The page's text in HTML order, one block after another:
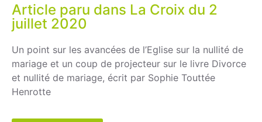
Article paru dans La Croix du 2
juillet 2020
Un point sur les avancées de l’Eglise sur la nullité de
mariage et un coup de projecteur sur le livre Divorce
et nullité de mariage, écrit par Sophie Touttée
Henrotte